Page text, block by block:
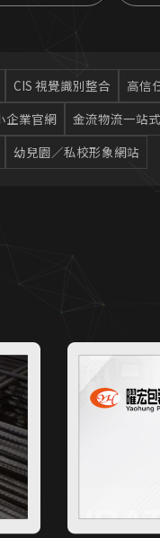
CIS 視覺識別整合 高信
企業官網 金流物流一站
幼兒園／私校形象網站